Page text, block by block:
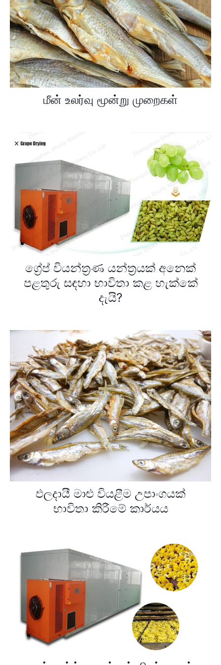
மீன் உலர்வு மூன்று முறைகள்
ග්‍රේප් වියන්ත්‍රණ යන්ත්‍රයක් අනෙක්
පළතුරු සඳහා භාවිතා කළ හැක්කේ
දැයි?
ඵලදායී මාළු වියළීම උපාංගයක්
භාවිතා කිරීමේ කාර්යය